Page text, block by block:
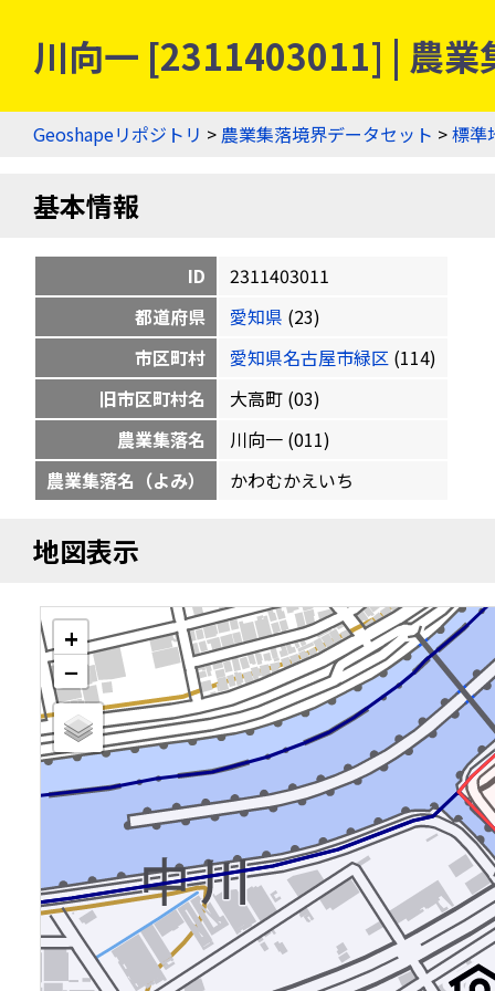
川向一 [2311403011] | 農業
Geoshapeリポジトリ > 農業集落境界データセット >標準
基本情報
ID
2311403011
都道府県
愛知県 (23)
市区町村
愛知県名古屋市緑区 (114)
旧市区町村名
大高町 (03)
農業集落名
川向一 (011)
農業集落名（よみ）
かわむかえいち
地図表示
+
−